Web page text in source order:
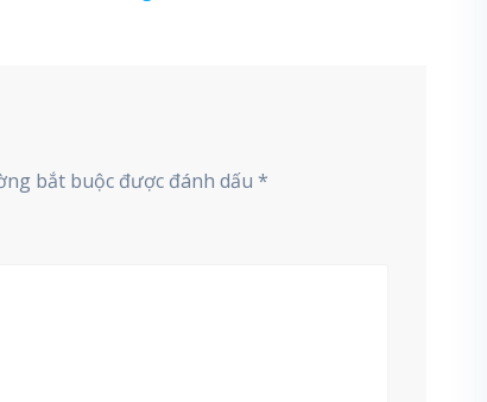
bắt buộc được đánh dấu